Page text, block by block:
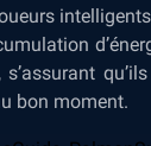
s’assurant
bon moment.